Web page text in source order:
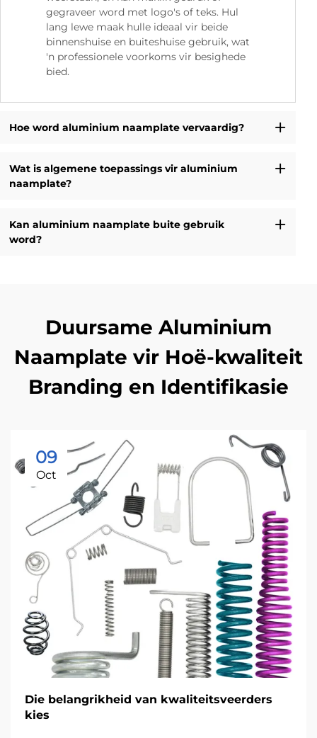
gegraveer word met logo's of teks. Hul
lang lewe maak hulle ideaal vir beide
binnenshuise en buiteshuise gebruik, wat
'n professionele voorkoms vir besighede
bied.
Hoe word aluminium naamplate vervaardig?
Wat is algemene toepassings vir aluminium
naamplate?
Kan aluminium naamplate buite gebruik
word?
Duursame Aluminium
Naamplate vir Hoë-kwaliteit
Branding en Identifikasie
09
Oct
Die belangrikheid van kwaliteitsveerders
kies